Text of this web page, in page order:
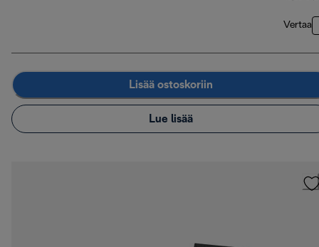
Vertaa
Lisää ostoskoriin
Lue lisää